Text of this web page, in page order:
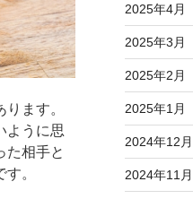
ます。
ように思
た相手と
。
2025年4月
2025年3月
2025年2月
2025年1月
2024年12月
2024年11月